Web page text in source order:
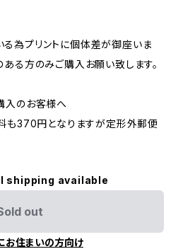
為プリントに個体差が御座いま
ある方のみご購入お願い致します。
入のお客様へ
も370円となりますが定形外郵便
shipping available
out
お住まいの方向け